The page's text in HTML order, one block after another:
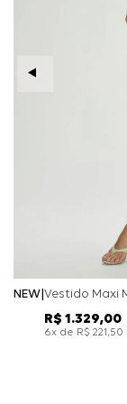
NEW
R$ 1 .329,00
6x de R$ 221 ,50